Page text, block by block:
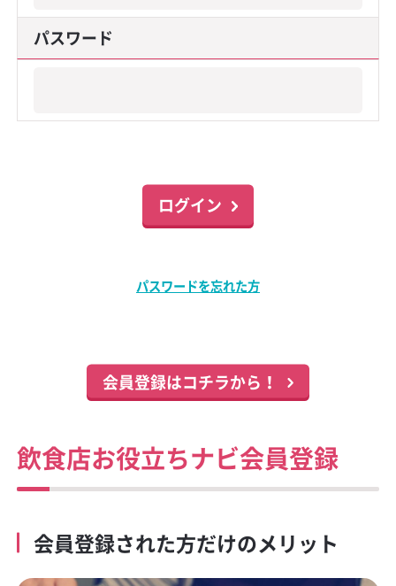
パスワード
パスワードを忘れた方
会員登録はコチラから！
飲食店お役立ちナビ会員登録
会員登録された方だけのメリット